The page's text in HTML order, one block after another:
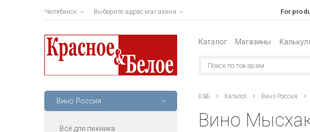
Челябинск Выберите адрес магазина For
Каталог Магазины
Вино Россия
Всё для пикника
К&Б Каталог Вино Россия
Вино